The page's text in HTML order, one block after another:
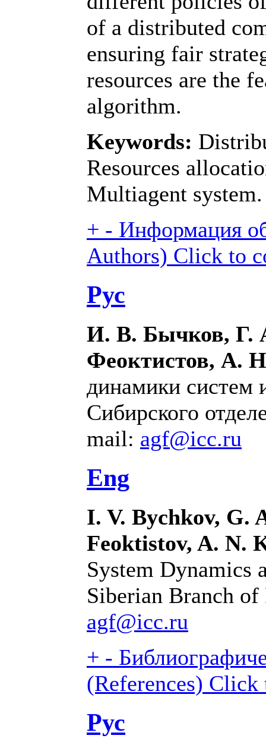
of a distributed
ensuring fair
resources are the
algorithm.
Keywords:
Resources
Multiagent system.
+ - Информация
Authors) Click to
Рус
И. В. Бычков, Г.
Феоктистов, А.
динамики систем
Сибирского
mail: agf@icc.ru
Eng
I. V. Bychkov, G.
Feoktistov, A. N.
System Dynamics
Siberian Branch
agf@icc.ru
+ -
(References) Click
Рус